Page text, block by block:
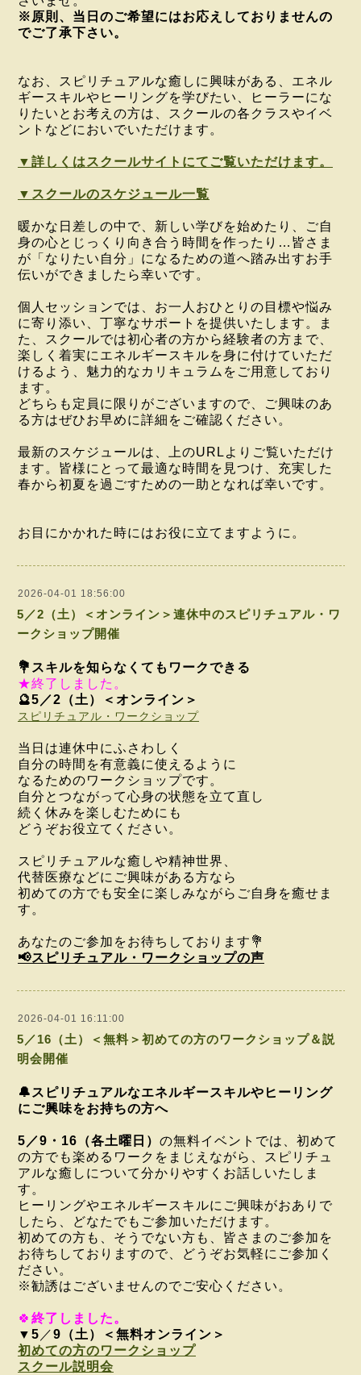
※原則、当日のご希望にはお応えしておりませんの
でご了承下さい。
なお、スピリチュアルな癒しに興味がある、 エネル
ギースキルやヒーリングを学びたい、
ヒーラーにな
りたいとお考えの方は、
スクールの各クラスやイベ
ントなどにおいでいただけます。
▼詳しくはスクールサイトにてご覧いただけます。
▼スクールのスケジュール一覧
暖かな日差しの中で、新しい学びを始めたり、ご自
身の心とじっくり向き合う時間を作ったり…皆さま
が「なりたい自分」になるための道へ踏み出すお手
伝いができましたら幸いです。
個人セッションでは、お一人おひとりの目標や悩み
に寄り添い、丁寧なサポートを提供いたします。ま
た、スクールでは初心者の方から経験者の方まで、
楽しく着実にエネルギースキルを身に付けていただ
けるよう、魅力的なカリキュラムをご用意しており
ます。
どちらも定員に限りがございますので、ご興味のあ
る方はぜひお早めに詳細をご確認ください。
最新のスケジュールは、上のURLよりご覧いただけ
ます。皆様にとって最適な時間を見つけ、充実した
春から初夏を過ごすための一助となれば幸いです。
お目にかかれた時にはお役に立てますように。
2026-04-01 18:56:00
5／2（土）＜オンライン＞連休中のスピリチュアル・ワ
ークショップ開催
💐スキルを知らなくてもワークできる
★終了しました。
🔮5／2（土）＜オンライン＞
スピリチュアル・ワークショップ
当日は連休中にふさわしく
自分の時間を有意義に使えるように
なるためのワークショップです。
自分とつながって心身の状態を立て直し
続く休みを楽しむためにも
どうぞお役立てください。
スピリチュアルな癒しや精神世界、
代替医療などにご興味がある方なら
初めての方でも安全に楽しみながら ご自身を癒せま
す。
あなたのご参加をお待ちしております💐
📢スピリチュアル・ワークショップの声
2026-04-01 16:11:00
5／16（土）＜無料＞初めての方のワークショップ＆説
明会開催
🔔スピリチュアルなエネルギースキルやヒーリング
にご興味をお持ちの方へ
5／9・16（各土曜日） の無料イベントでは、 初めて
の方でも楽めるワークをまじえながら、スピリチュ
アルな癒しについて分かりやすく お話しいたしま
す。
ヒーリングやエネルギースキルに ご興味がおありで
したら、どなたでもご参加いただけます。
初めての方も、そうでない方も、皆さまのご参加を
お待ちしておりますので、どうぞお気軽にご参加く
ださい。
※勧誘はございませんのでご安心ください。
🍀 終了しました。
▼5 ／9（土）＜無料オンライン＞
初めての方のワークショップ
スクール説明会